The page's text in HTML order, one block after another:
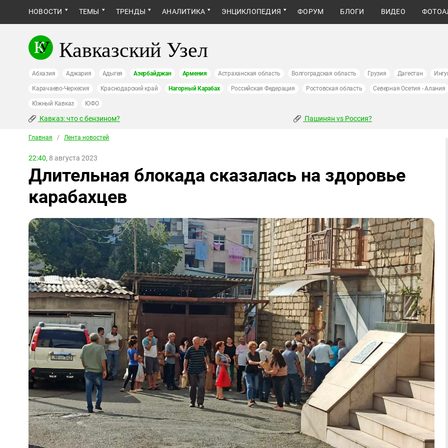
НОВОСТИ ТЕМЫ ТРЕНДЫ АНАЛИТИКА ЭНЦИКЛОПЕДИЯ ФОРУМ БЛОГИ ВИДЕО
Кавказский Узел
Абхазия Аджария Адыгея Азербайджан Армения Астраханская область Волгоградская область Грузия Дагестан
Карачаево-Черкесия Краснодарский край Нагорный Карабах Российская Федерация Ростовская область Северная Осетия - Алания
Южный Кавказ ЮФО
Кавказ: что с бензином? Пашинян vs Россия?
Главная / Лента новостей
22:40, 8 августа 2023
Длительная блокада сказалась на здоровье
карабахцев